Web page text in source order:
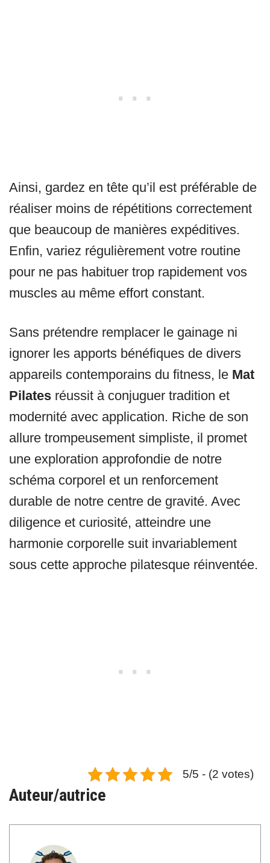
Ainsi, gardez en tête qu’il est préférable de
réaliser moins de répétitions correctement
que beaucoup de manières expéditives.
Enfin, variez régulièrement votre routine
pour ne pas habituer trop rapidement vos
muscles au même effort constant.
Sans prétendre remplacer le gainage ni
ignorer les apports bénéfiques de divers
appareils contemporains du fitness, le Mat
Pilates réussit à conjuguer tradition et
modernité avec application. Riche de son
allure trompeusement simpliste, il promet
une exploration approfondie de notre
schéma corporel et un renforcement
durable de notre centre de gravité. Avec
diligence et curiosité, atteindre une
harmonie corporelle suit invariablement
sous cette approche pilatesque réinventée.
5/5 - (2 votes)
Auteur/autrice